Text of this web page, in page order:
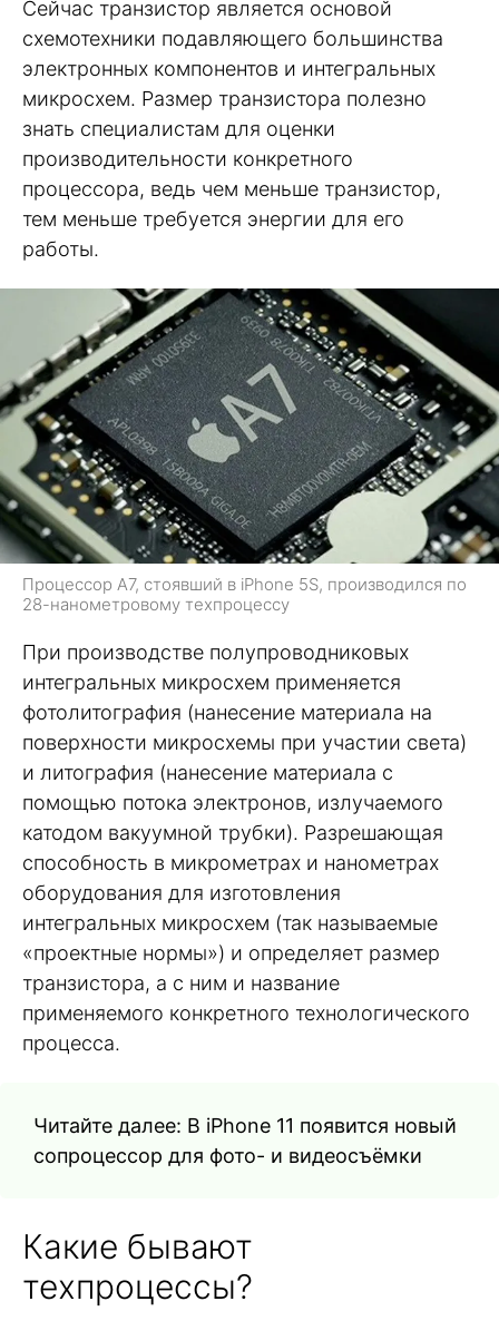
Сейчас транзистор является основой
схемотехники подавляющего большинства
электронных компонентов и интегральных
микросхем. Размер транзистора полезно
знать специалистам для оценки
производительности конкретного
процессора, ведь чем меньше транзистор,
тем меньше требуется энергии для его
работы.
Процессор A7, стоявший в iPhone 5S, производился по
28-нанометровому техпроцессу
При производстве полупроводниковых
интегральных микросхем применяется
фотолитография (нанесение материала на
поверхности микросхемы при участии света)
и литография (нанесение материала с
помощью потока электронов, излучаемого
катодом вакуумной трубки). Разрешающая
способность в микрометрах и нанометрах
оборудования для изготовления
интегральных микросхем (так называемые
«проектные нормы») и определяет размер
транзистора, а с ним и название
применяемого конкретного технологического
процесса.
Читайте далее: В iPhone 11 появится новый
сопроцессор для фото- и видеосъёмки
Какие бывают
техпроцессы?